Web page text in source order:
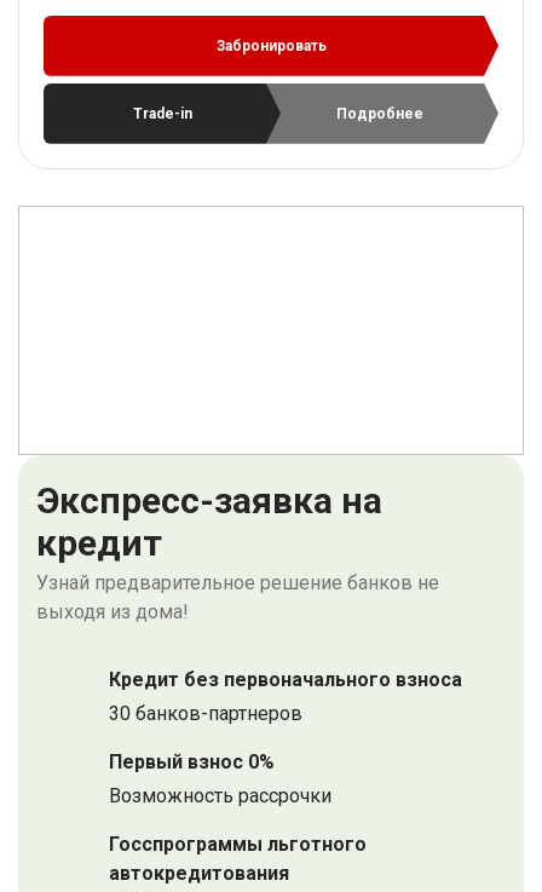
Забронировать
Trade-in Подробнее
Экспресс-заявка на
кредит
Узнай предварительное решение банков не
выходя из дома!
Кредит без первоначального взноса
30 банков-партнеров
Первый взнос 0%
Возможность рассрочки
Госспрограммы льготного
автокредитования